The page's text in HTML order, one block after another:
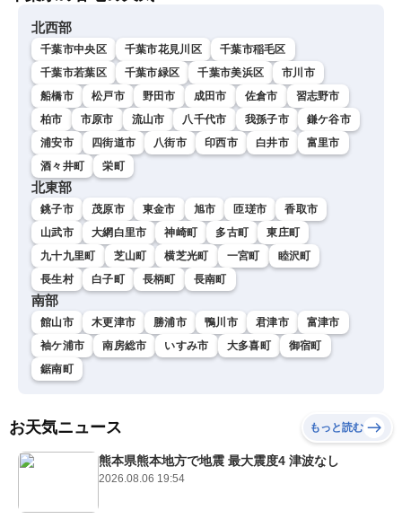
北西部
千葉市中央区 千葉市花見川区
千葉市稲毛区
千葉市若葉区
千葉市緑区 千葉市美浜区
市川市
船橋市
松戸市 野田市 成田市 佐倉市
習志野市
柏市
市原市 流山市 八千代市 我孫子市
鎌ケ谷市
浦安市
四街道市 八街市 印西市 白井市
富里市
酒々井町
栄町
北東部
銚子市 茂原市 東金市 旭市 匝瑳市
香取市
山武市
大網白里市 神崎町 多古町
東庄町
九十九里町
芝山町 横芝光町 一宮町
睦沢町
長生村
白子町 長柄町 長南町
南部
館山市 木更津市 勝浦市 鴨川市 君津市
富津市
袖ケ浦市
南房総市 いすみ市 大多喜町
御宿町
鋸南町
お天気ニュース もっと読む
熊本県熊本地方で地震 最大震度4 津波なし
2026.08.06 19:54